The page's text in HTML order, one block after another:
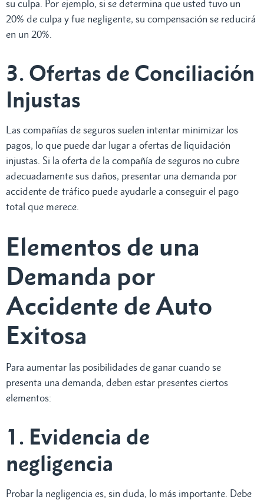
su culpa. Por ejemplo, si se determina que usted tuvo un
20% de culpa y fue negligente, su compensación se reducirá
en un 20%.
3. Ofertas de Conciliación
Injustas
Las compañías de seguros suelen intentar minimizar los
pagos, lo que puede dar lugar a ofertas de liquidación
injustas. Si la oferta de la compañía de seguros no cubre
adecuadamente sus daños, presentar una demanda por
accidente de tráfico puede ayudarle a conseguir el pago
total que merece.
Elementos de una
Demanda por
Accidente de Auto
Exitosa
Para aumentar las posibilidades de ganar cuando se
presenta una demanda, deben estar presentes ciertos
elementos:
1. Evidencia de
negligencia
Probar la negligencia es, sin duda, lo más importante. Debe